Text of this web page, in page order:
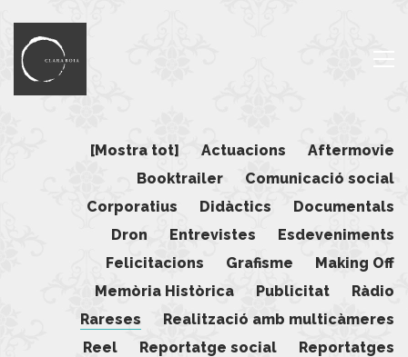
[Mostra tot] Actuacions
Aftermovie
Booktrailer
Comunicació social
Corporatius
Didàctics
Documentals
Dron
Entrevistes
Esdeveniments
Felicitacions
Grafisme
Making Off
Memòria Històrica
Publicitat
Ràdio
Rareses
Realització amb multicàmeres
Reel
Reportatge social
Reportatges